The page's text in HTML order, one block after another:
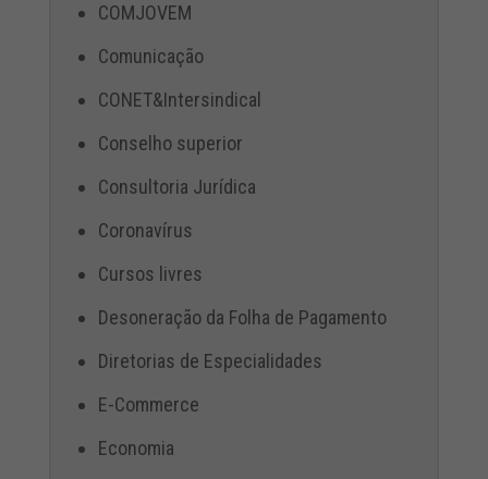
COMJOVEM
Comunicação
CONET&Intersindical
Conselho superior
Consultoria Jurídica
Coronavírus
Cursos livres
Desoneração da Folha de Pagamento
Diretorias de Especialidades
E-Commerce
Economia